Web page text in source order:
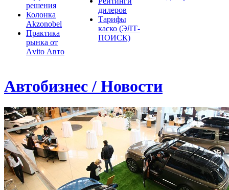
решения
Колонка
Akzonobel
Практика
рынка от
Аvito Авто
дилеров
Тарифы
каско (ЭЛТ-
ПОИСК)
Автобизнес / Новости